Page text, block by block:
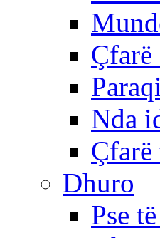
Nda
Çfarë
Dhuro
Pse